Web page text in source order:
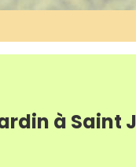
à Saint